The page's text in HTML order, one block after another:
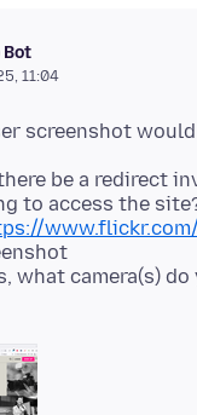
Bot
11:04
screenshot would
be a redirect
to access the
www.flickr.com/
what camera(s) do